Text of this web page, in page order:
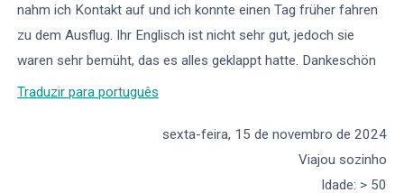
nahm ich Kontakt auf und ich konnte einen Tag früher fahren
zu dem Ausflug. Ihr Englisch ist nicht sehr gut, jedoch sie
waren sehr bemüht, das es alles geklappt hatte. Dankeschön
Traduzir para português
sexta-feira, 15 de novembro de 2024
Viajou sozinho
Idade: > 50